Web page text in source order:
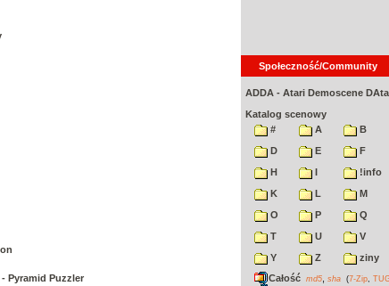
Pyramid Puzzler
Społeczność/Community
ADDA - Atari Demoscene
Katalog scenowy
#
A B
D
E F
H
I !info
K
L M
O
P Q
T
U V
Y
Z
ziny
Całość md5 sha (7-Zip